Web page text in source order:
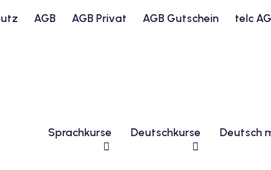
AGB AGB Privat AGB Gutschein telc
Sprachkurse Deutschkurse Deutsch